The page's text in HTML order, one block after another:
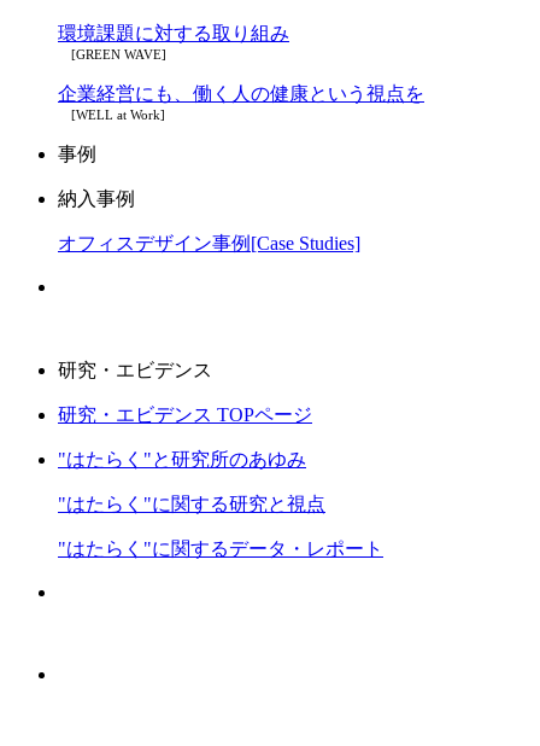
環境課題に対する取り組み
[GREEN WAVE]
企業経営にも、働く人の健康という視点を
[WELL at Work]
事例
納入事例
オフィスデザイン事例[Case Studies]
研究・エビデンス
研究・エビデンス TOPページ
"はたらく"と研究所のあゆみ
"はたらく"に関する研究と視点
"はたらく"に関するデータ・レポート